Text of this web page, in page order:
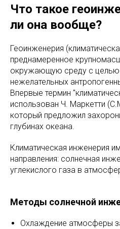
Что такое
ли она вообще?
Геоинженерия
преднамеренное
окружающую среду с целью
нежелательных
Впервые термин
использован Ч. Маркетти
который предложил
глубинах океана.
Климатическая инженерия
направления: солнечная
углекислого газа в
Методы солнечной
Охлаждение атмосферы